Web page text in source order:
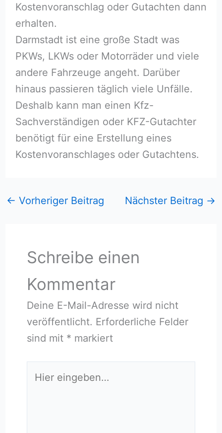
Kostenvoranschlag oder Gutachten dann
erhalten.
Darmstadt ist eine große Stadt was
PKWs, LKWs oder Motorräder und viele
andere Fahrzeuge angeht. Darüber
hinaus passieren täglich viele Unfälle.
Deshalb kann man einen Kfz-
Sachverständigen oder KFZ-Gutachter
benötigt für eine Erstellung eines
Kostenvoranschlages oder Gutachtens.
← Vorheriger Beitrag Nächster Beitrag →
Schreibe einen
Kommentar
Deine E-Mail-Adresse wird nicht
veröffentlicht. Erforderliche Felder
sind mit * markiert
eingeben…